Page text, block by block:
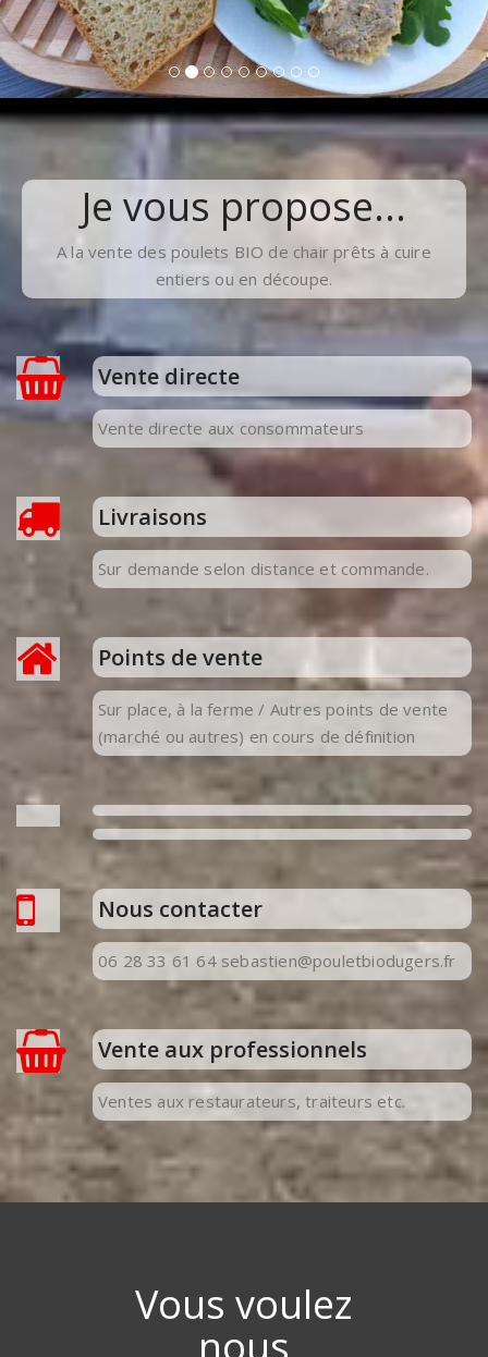
Je vous propose...
A la vente des poulets BIO de chair prêts à cuire
entiers ou en découpe.
Vente directe
Vente directe aux consommateurs
Livraisons
Sur demande selon distance et commande.
Points de vente
Sur place, à la ferme / Autres points de vente
(marché ou autres) en cours de définition
Nous contacter
06 28 33 61 64 sebastien@pouletbiodugers.fr
Vente aux professionnels
Ventes aux restaurateurs, traiteurs etc.
Vous voulez